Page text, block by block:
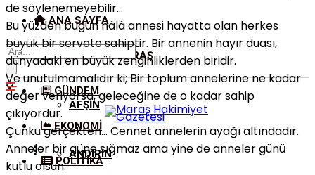
ANA SAYFA
KAHRAMANMARAŞ
AFŞIN
ANDIRIN
GÜNDEM
EKONOMI
POLITIKA
de söylenemeyebilir…
Bu yüzden bugün hâlâ annesi hayatta olan herkes
büyük bir servete sahiptir. Bir annenin hayır duası,
dünyadaki en büyük zenginliklerden biridir.
Ve unutulmamalıdır ki; Bir toplum annelerine ne kadar
değer veriyorsa, geleceğine de o kadar sahip
çıkıyordur.
Çünkü gerçekten… Cennet annelerin ayağı altındadır.
Anneler bir güne sığmaz ama yine de anneler günü
kutlu olsun.